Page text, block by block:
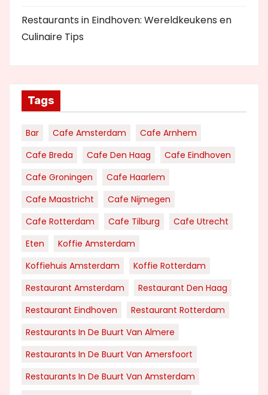
Restaurants in Eindhoven: Wereldkeukens en
Culinaire Tips
Tags
Bar Cafe Amsterdam
Cafe Arnhem
Cafe Breda
Cafe Den Haag
Cafe Eindhoven
Cafe Groningen
Cafe Haarlem
Cafe Maastricht
Cafe Nijmegen
Cafe Rotterdam
Cafe Tilburg
Cafe Utrecht
Eten
Koffie Amsterdam
Koffiehuis Amsterdam
Koffie Rotterdam
Restaurant Amsterdam
Restaurant Den Haag
Restaurant Eindhoven
Restaurant Rotterdam
Restaurants In De Buurt Van Almere
Restaurants In De Buurt Van Amersfoort
Restaurants In De Buurt Van Amsterdam